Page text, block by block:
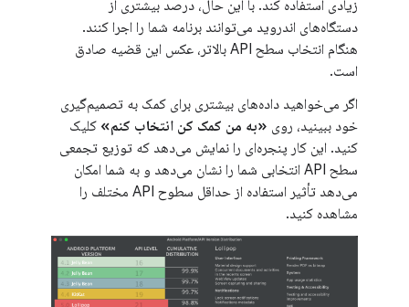
زیادی استفاده کند. با این حال، درصد بیشتری از
دستگاه‌های اندروید می‌توانند برنامه شما را اجرا کنند.
هنگام انتخاب سطح API بالاتر، عکس این قضیه صادق
است.
اگر می‌خواهید داده‌های بیشتری برای کمک به تصمیم‌گیری
خود ببینید، روی «به من کمک کن انتخاب کنم» کلیک
کنید. این کار پنجره‌ای را نمایش می‌دهد که توزیع تجمعی
سطح API انتخابی شما را نشان می‌دهد و به شما امکان
می‌دهد تأثیر استفاده از حداقل سطوح API مختلف را
مشاهده کنید.